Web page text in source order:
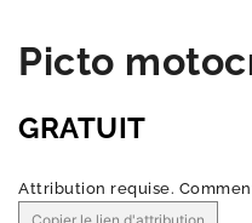
Picto
GRATUIT
Attribution requise.